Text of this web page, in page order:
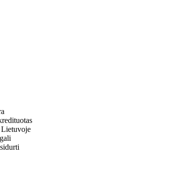
Lietuvoje